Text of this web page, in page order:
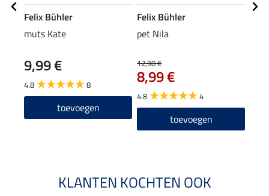
Felix Bühler
muts Kate
9,99 €
4.8 8
toevoegen
Felix Bühler
pet Nila
12,90 €
8,99 €
4.8 4
toevoegen
KLANTEN KOCHTEN OOK